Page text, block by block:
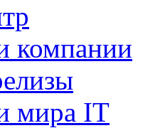
компании
мира IT